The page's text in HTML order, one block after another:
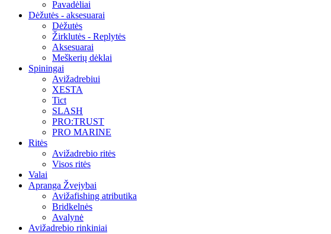
Pavadėliai
Dėžutės - aksesuarai
Dėžutės
Žirklutės - Replytės
Aksesuarai
Meškerių dėklai
Spiningai
Avižadrebiui
XESTA
Tict
SLASH
PRO:TRUST
PRO MARINE
Ritės
Avižadrebio ritės
Visos ritės
Valai
Apranga Žvejybai
Avižafishing atributika
Bridkelnės
Avalynė
Avižadrebio rinkiniai